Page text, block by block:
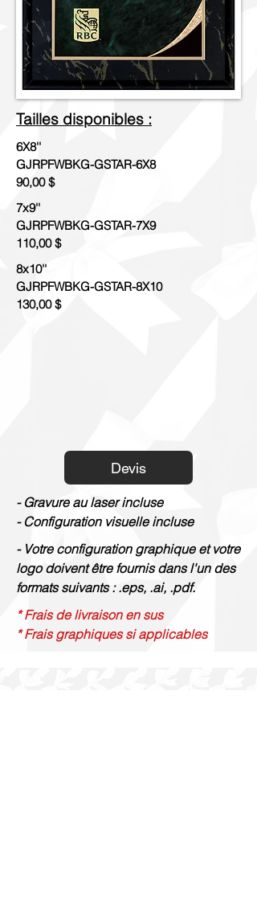
Tailles disponibles :
6X8''
GJRPFWBKG-GSTAR-6X8
90,00 $
7x9''
GJRPFWBKG-GSTAR-7X9
110,00 $
8x10''
GJRPFWBKG-GSTAR-8X10
130,00 $
Devis
- Gravure au laser incluse
- Configuration visuelle incluse
- Votre configuration graphique et votre
logo doivent être fournis dans l'un des
formats suivants : .eps, .ai, .pdf.
* Frais de livraison en sus
* Frais graphiques si applicables